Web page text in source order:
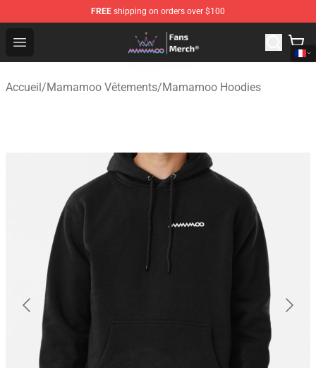
FREE shipping on orders over $100
Open menu
Mamamoo Store - Official Mamamoo Merchandise Shop
Accueil/Mamamoo Vêtements/Mamamoo Hoodies